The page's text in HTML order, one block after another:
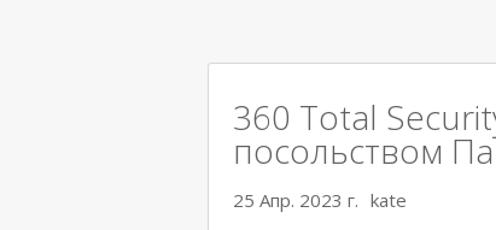
360 Total
посольством
25 Апр. 2023 г. kate